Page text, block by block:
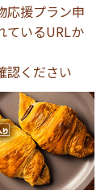
応援プラン申
ているURLか
認ください